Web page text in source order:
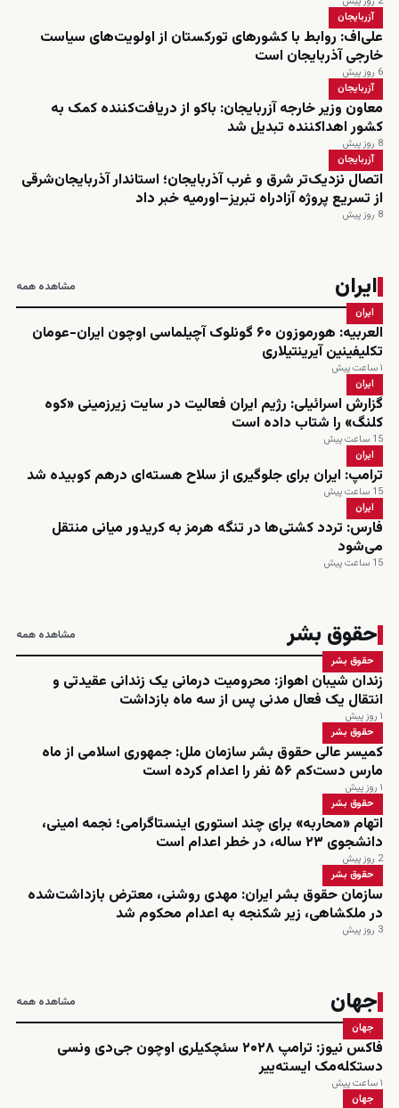
آزربایجان
علی‌اف: روابط با کشورهای تورکستان از اولویت‌های سیاست
خارجی آذربایجان است
6 روز پیش
آزربایجان
معاون وزیر خارجه آزربایجان: باکو از دریافت‌کننده کمک به
کشور اهداکننده تبدیل شد
8 روز پیش
آزربایجان
اتصال نزدیک‌تر شرق و غرب آذربایجان؛ استاندار آذربایجان‌شرقی
از تسریع پروژه آزادراه تبریز–اورمیه خبر داد
8 روز پیش
ایران مشاهده همه
ایران
العربیه: هورموزون ۶۰ گونلوک آچیلماسی اوچون ایران-عومان
تکلیفینین آیرینتیلاری
۱ ساعت پیش
ایران
گزارش اسرائیلی: رژیم ایران فعالیت در سایت زیرزمینی «کوه
کلنگ» را شتاب داده است
15 ساعت پیش
ایران
ترامپ: ایران برای جلوگیری از سلاح هسته‌ای درهم کوبیده شد
15 ساعت پیش
ایران
فارس: تردد کشتی‌ها در تنگه هرمز به کریدور میانی منتقل
می‌شود
15 ساعت پیش
حقوق بشر مشاهده همه
حقوق بشر
زندان شیبان اهواز: محرومیت درمانی یک زندانی عقیدتی و
انتقال یک فعال مدنی پس از سه ماه بازداشت
۱ روز پیش
حقوق بشر
کمیسر عالی حقوق بشر سازمان ملل: جمهوری اسلامی از ماه
مارس دست‌کم ۵۶ نفر را اعدام کرده است
۱ روز پیش
حقوق بشر
اتهام «محاربه» برای چند استوری اینستاگرامی؛ نجمه امینی،
دانشجوی ۲۳ ساله، در خطر اعدام است
2 روز پیش
حقوق بشر
سازمان حقوق بشر ایران: مهدی روشنی، معترض بازداشت‌شده
در ملکشاهی، زیر شکنجه به اعدام محکوم شد
3 روز پیش
جهان مشاهده همه
جهان
فاکس نیوز: ترامپ ۲۰۲۸ سئچکیلری اوچون جی‌دی ونسی
دستکله‌مک ایسته‌ییر
۱ ساعت پیش
جهان